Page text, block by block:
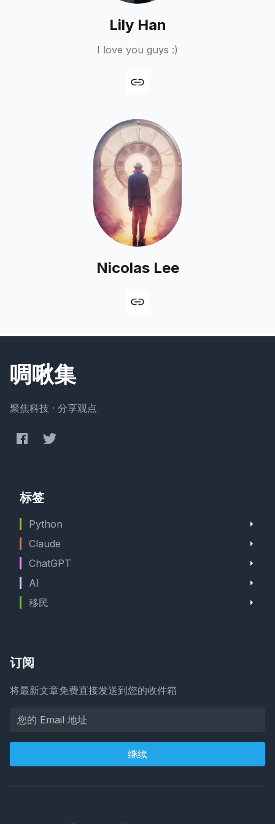
Lily Han
I love you guys :)
Nicolas Lee
啁啾集
聚焦科技 · 分享观点
标签
Python
Claude
ChatGPT
AI
移民
订阅
将最新文章免费直接发送到您的收件箱
继续